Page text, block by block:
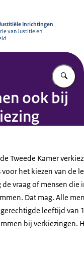
Inrichtingen
van Justitie en
ook bij
Tweede Kamer
het kiezen van de
vraag of mensen die
Dat mag. Alle
leeftijd van
bij verkiezingen.